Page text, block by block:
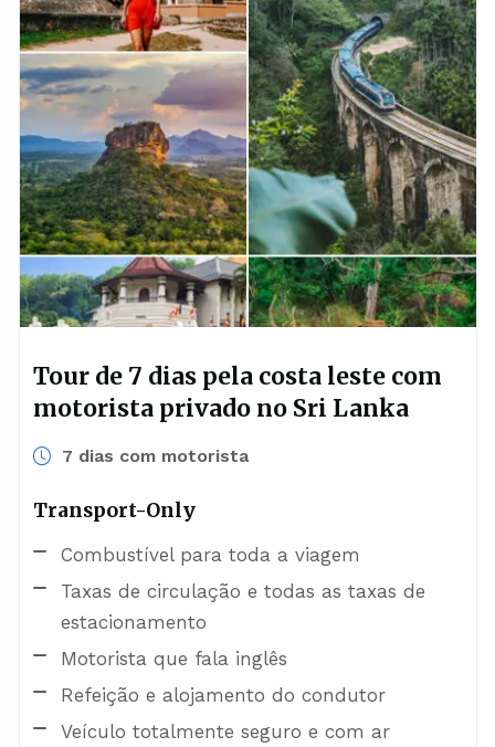
Tour de 7 dias pela costa leste com
motorista privado no Sri Lanka
7 dias com motorista
Transport-Only
Combustível para toda a viagem
Taxas de circulação e todas as taxas de
estacionamento
Motorista que fala inglês
Refeição e alojamento do condutor
Veículo totalmente seguro e com ar